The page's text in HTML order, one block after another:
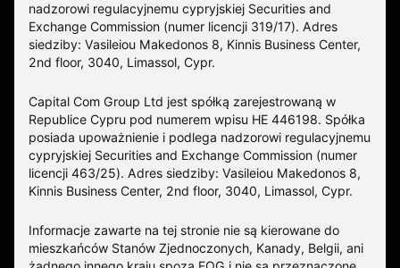
nadzorowi regulacyjnemu cypryjskiej Securities and
Exchange Commission (numer licencji 319/17). Adres
siedziby: Vasileiou Makedonos 8, Kinnis Business Center,
2nd floor, 3040, Limassol, Cypr.
Capital Com Group Ltd jest spółką zarejestrowaną w
Republice Cypru pod numerem wpisu ΗΕ 446198. Spółka
posiada upoważnienie i podlega nadzorowi regulacyjnemu
cypryjskiej Securities and Exchange Commission (numer
licencji 463/25). Adres siedziby: Vasileiou Makedonos 8,
Kinnis Business Center, 2nd floor, 3040, Limassol, Cypr.
Informacje zawarte na tej stronie nie są kierowane do
mieszkańców Stanów Zjednoczonych, Kanady, Belgii, ani